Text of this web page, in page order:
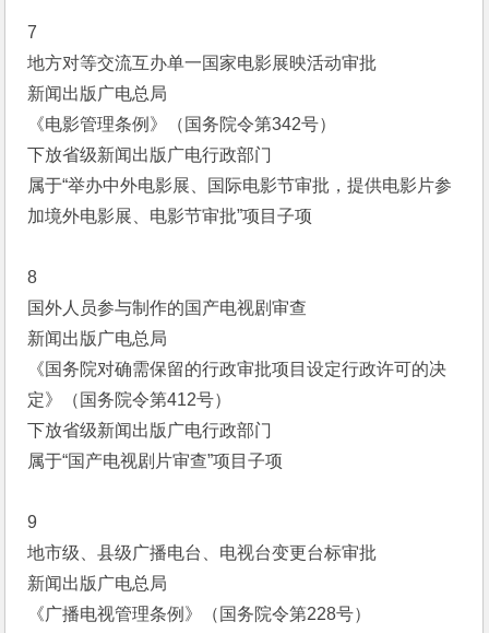
7
地方对等交流互办单一国家电影展映活动审批
新闻出版广电总局
《电影管理条例》（国务院令第342号）
下放省级新闻出版广电行政部门
属于“举办中外电影展、国际电影节审批，提供电影片参
加境外电影展、电影节审批”项目子项
8
国外人员参与制作的国产电视剧审查
新闻出版广电总局
《国务院对确需保留的行政审批项目设定行政许可的决
定》（国务院令第412号）
下放省级新闻出版广电行政部门
属于“国产电视剧片审查”项目子项
9
地市级、县级广播电台、电视台变更台标审批
新闻出版广电总局
《广播电视管理条例》（国务院令第228号）